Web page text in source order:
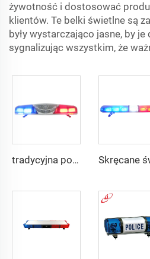
żywotność i dostosować
klientów. Te belki świetlne są
były wystarczająco jasne, by
sygnalizując wszystkim, że
tradycyjna policyjna szyba ostrzegawcza